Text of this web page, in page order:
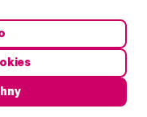
příspěvková